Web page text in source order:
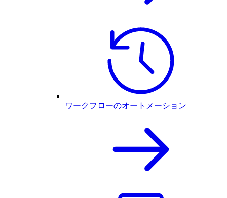
ワークフローのオートメーション